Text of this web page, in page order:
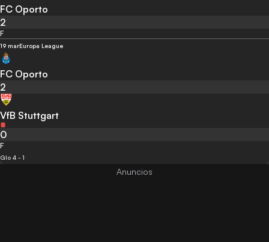
FC Oporto
2
F
19 marEuropa League
FC Oporto
2
VfB Stuttgart
0
F
Glo 4 - 1